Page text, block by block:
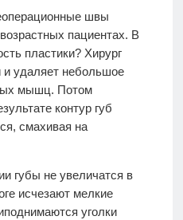
швы
пациентах. В
пластики? Хирург
и удаляет небольшое
мышц. Потом
контур губ
смахивая на
губы не увеличатся в
исчезают мелкие
уголки